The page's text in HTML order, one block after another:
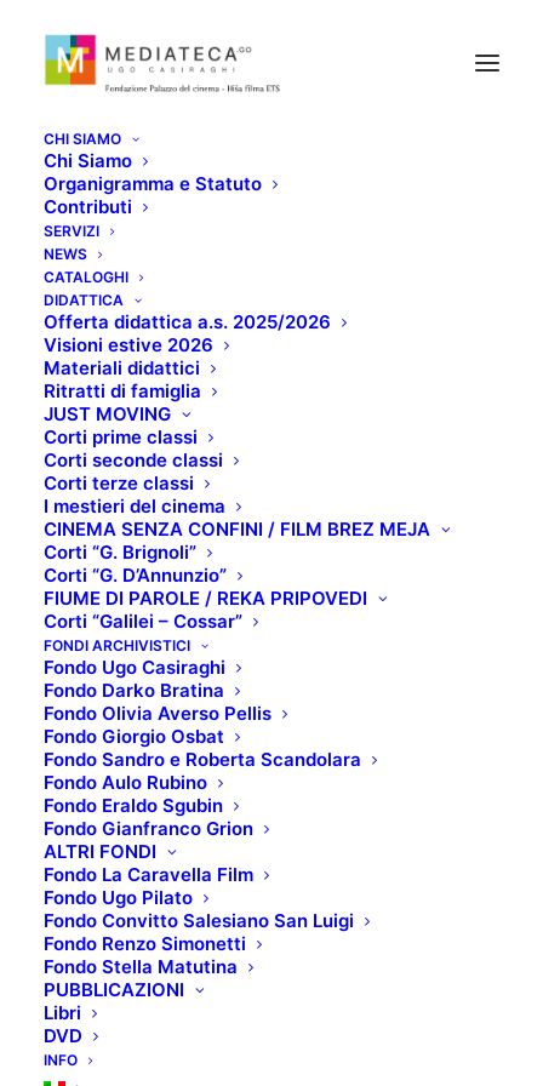
CHI SIAMO
Chi Siamo
Organigramma e Statuto
Contributi
SERVIZI
NEWS
CATALOGHI
DIDATTICA
Offerta didattica a.s. 2025/2026
Visioni estive 2026
Materiali didattici
Ritratti di famiglia
JUST MOVING
Corti prime classi
Corti seconde classi
Corti terze classi
I mestieri del cinema
CINEMA SENZA CONFINI / FILM BREZ MEJA
Corti “G. Brignoli”
Corti “G. D’Annunzio”
FIUME DI PAROLE / REKA PRIPOVEDI
Corti “Galilei – Cossar”
FONDI ARCHIVISTICI
Fondo Ugo Casiraghi
Fondo Darko Bratina
Fondo Olivia Averso Pellis
Fondo Giorgio Osbat
Fondo Sandro e Roberta Scandolara
Fondo Aulo Rubino
Fondo Eraldo Sgubin
Fondo Gianfranco Grion
ALTRI FONDI
Fondo La Caravella Film
Fondo Ugo Pilato
Fondo Convitto Salesiano San Luigi
Fondo Renzo Simonetti
Fondo Stella Matutina
PUBBLICAZIONI
Libri
DVD
INFO
BROTHER
OTTOBRE 27, 2021
TOP 5: GANGSTER
MOVIE
SCHEDA TECNICA:
Titolo originale: Brother
Regista: Takeshi Kitano
Interpreti: Takeshi Kitano, Omar Epps,
Claude Maki
Anno di produzione
Paese di produzione
Francia, UK